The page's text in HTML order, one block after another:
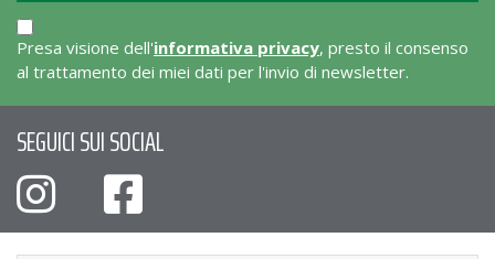
Presa visione dell'informativa privacy, presto il consenso
al trattamento dei miei dati per l'invio di newsletter.
SEGUICI SUI SOCIAL